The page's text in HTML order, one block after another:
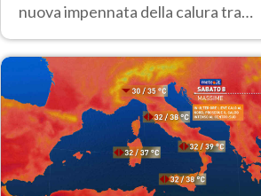
nuova impennata della calura tra
anche al Nord.